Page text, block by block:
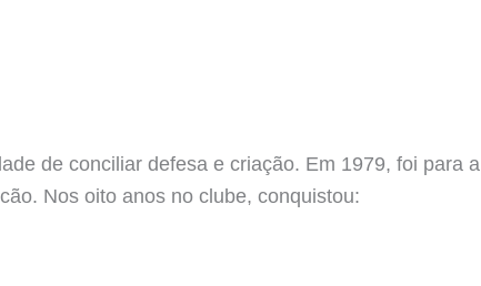
de conciliar defesa e criação. Em 1979, foi para a
Nos oito anos no clube, conquistou: